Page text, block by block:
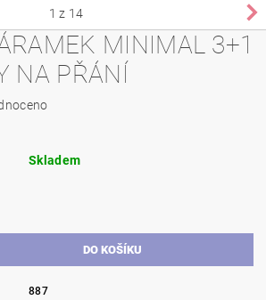
1 z 14
MINIMAL 3+1
NA PŘÁNÍ
Skladem
887